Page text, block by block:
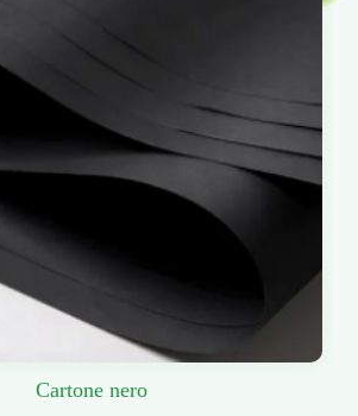
Cartone nero